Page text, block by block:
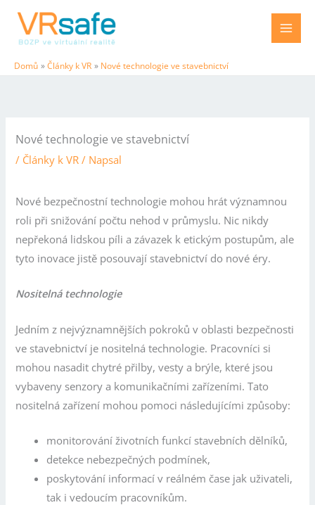
Přeskočit
obsah
Domů Články k VR Nové technologie ve stavebnictví
Nové technologie ve stavebnictví
/ Články k VR / Napsal
Nové bezpečnostní technologie mohou hrát významnou
roli při snižování počtu nehod v průmyslu. Nic nikdy
nepřekoná lidskou píli a závazek k etickým postupům, ale
tyto inovace jistě posouvají stavebnictví do nové éry.
Nositelná technologie
Jedním z nejvýznamnějších pokroků v oblasti bezpečnosti
ve stavebnictví je nositelná technologie. Pracovníci si
mohou nasadit chytré přilby, vesty a brýle, které jsou
vybaveny senzory a komunikačními zařízeními. Tato
nositelná zařízení mohou pomoci následujícími způsoby:
monitorování životních funkcí stavebních dělníků,
detekce nebezpečných podmínek,
poskytování informací v reálném čase jak uživateli,
tak i vedoucím pracovníkům.